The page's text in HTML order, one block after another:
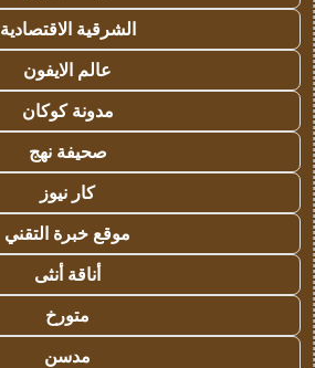
الشرقية الاقتصادية
عالم الايفون
مدونة كوكان
صحيفة نهج
كار نيوز
موقع خبرة التقني
أناقة أنثى
متورخ
مدسن